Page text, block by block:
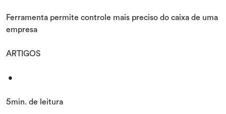
Ferramenta permite controle mais preciso do caixa de uma
empresa
ARTIGOS
•
5min. de leitura